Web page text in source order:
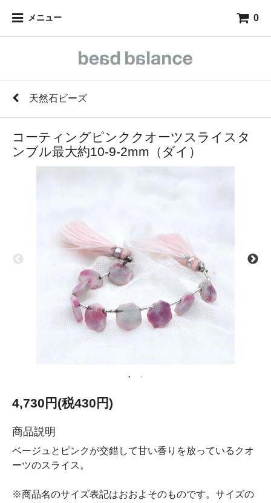
メニュー 0
天然石ビーズ
コーティングピンククオーツスライスタ
ンブル最大約10-9-2mm（ダイ）
4,730円(税430円)
商品説明
ベージュとピンクが交錯して甘い香りを放っているクオ
ーツのスライス。
※商品名のサイズ表記はおおよそのものです。サイズの